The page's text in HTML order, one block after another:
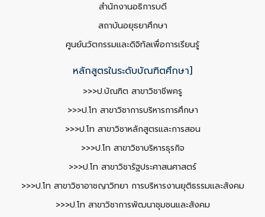
สำนักงานอธิการบดี
สถาบันอยุธยาศึกษา
ศูนย์นวัตกรรมและดิจิทัลเพื่อการเรียนรู้
หลักสูตรในระดับบัณฑิตศึกษา]
>>>ป.บัณฑิต สาขาวิชาชีพครู
>>>ป.โท สาขาวิชาการบริหารการศึกษา
>>>ป.โท สาขาวิชาหลักสูตรและการสอน
>>>ป.โท สาขาวิชาบริหารธุรกิจ
>>>ป.โท สาขาวิชารัฐประศาสนศาสตร์
>>>ป.โท สาขาวิชาอาชญาวิทยา การบริหารงานยุติธรรมและสังคม
>>>ป.โท สาขาวิชาการพัฒนาชุมชนและสังคม